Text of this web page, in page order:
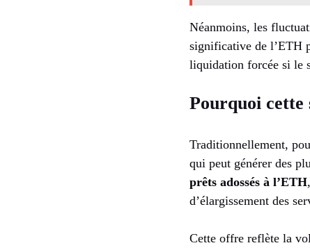
Néanmoins, les
significative de l’ETH
liquidation forcée si le
Pourquoi cette
Traditionnellement,
qui peut générer des
prêts adossés à l’ETH
d’élargissement des
Cette offre reflète la